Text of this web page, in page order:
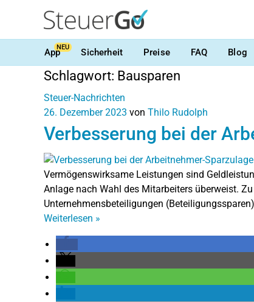
AppNEU Sicherheit Preise FAQ Blog
Schlagwort: Bausparen
Steuer-Nachrichten
26. Dezember 2023 von Thilo Rudolph
Verbesserung bei der
Vermögenswirksame Leistungen sind
Anlage nach Wahl des Mitarbeiters überweist.
Unternehmensbeteiligungen
Weiterlesen »